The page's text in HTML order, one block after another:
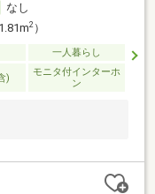
なし
2）
一人暮らし
)
モニタ付インターホ
ン